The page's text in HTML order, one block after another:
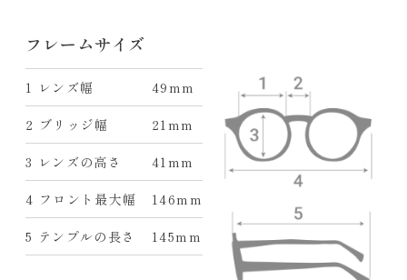
フレームサイズ
1 レンズ幅 49mm
2 ブリッジ幅 21mm
3 レンズの高さ 41mm
4 フロント最大幅 146mm
5 テンプルの長さ 145mm